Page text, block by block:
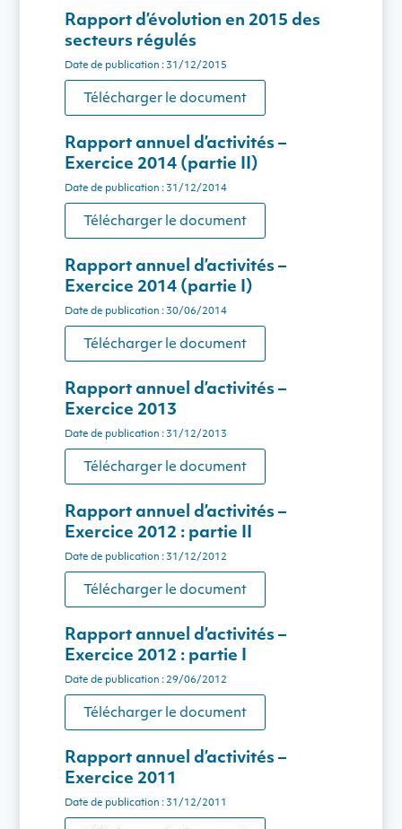
Rapport d’évolution en 2015 des
secteurs régulés
Date de publication : 31/12/2015
Télécharger le document
Rapport annuel d’activités –
Exercice 2014 (partie II)
Date de publication : 31/12/2014
Télécharger le document
Rapport annuel d’activités –
Exercice 2014 (partie I)
Date de publication : 30/06/2014
Télécharger le document
Rapport annuel d’activités –
Exercice 2013
Date de publication : 31/12/2013
Télécharger le document
Rapport annuel d’activités –
Exercice 2012 : partie II
Date de publication : 31/12/2012
Télécharger le document
Rapport annuel d’activités –
Exercice 2012 : partie I
Date de publication : 29/06/2012
Télécharger le document
Rapport annuel d’activités –
Exercice 2011
Date de publication : 31/12/2011